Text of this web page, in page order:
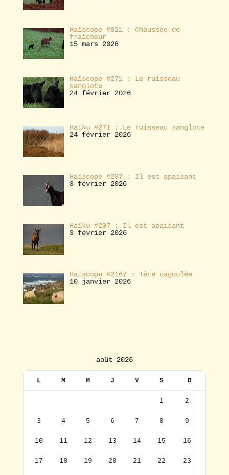
Haïscope #821 : Chaussée de
fraîcheur
15 mars 2026
Haïscope #271 : Le ruisseau
sanglote
24 février 2026
Haïku #271 : Le ruisseau sanglote
24 février 2026
Haïscope #207 : Il est apaisant
3 février 2026
Haïku #207 : Il est apaisant
3 février 2026
Haïscope #2167 : Tête cagoulée
10 janvier 2026
août 2026
L M M J V S D
1 2
3 4 5 6 7 8 9
10 11 12 13 14 15 16
17 18 19 20 21 22 23